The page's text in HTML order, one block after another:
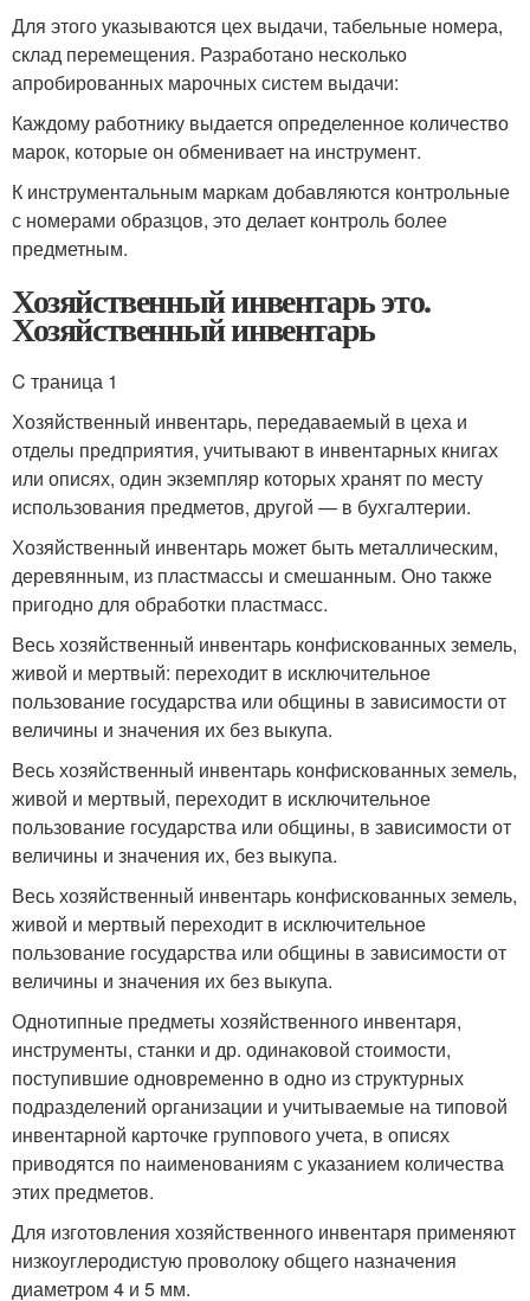
Для этого указываются цех выдачи, табельные номера,
склад перемещения. Разработано несколько
апробированных марочных систем выдачи:
Каждому работнику выдается определенное количество
марок, которые он обменивает на инструмент.
К инструментальным маркам добавляются контрольные
с номерами образцов, это делает контроль более
предметным.
Хозяйственный инвентарь это.
Хозяйственный инвентарь
C траница 1
Хозяйственный инвентарь, передаваемый в цеха и
отделы предприятия, учитывают в инвентарных книгах
или описях, один экземпляр которых хранят по месту
использования предметов, другой — в бухгалтерии.
Хозяйственный инвентарь может быть металлическим,
деревянным, из пластмассы и смешанным. Оно также
пригодно для обработки пластмасс.
Весь хозяйственный инвентарь конфискованных земель,
живой и мертвый: переходит в исключительное
пользование государства или общины в зависимости от
величины и значения их без выкупа.
Весь хозяйственный инвентарь конфискованных земель,
живой и мертвый, переходит в исключительное
пользование государства или общины, в зависимости от
величины и значения их, без выкупа.
Весь хозяйственный инвентарь конфискованных земель,
живой и мертвый переходит в исключительное
пользование государства или общины в зависимости от
величины и значения их без выкупа.
Однотипные предметы хозяйственного инвентаря,
инструменты, станки и др. одинаковой стоимости,
поступившие одновременно в одно из структурных
подразделений организации и учитываемые на типовой
инвентарной карточке группового учета, в описях
приводятся по наименованиям с указанием количества
этих предметов.
Для изготовления хозяйственного инвентаря применяют
низкоуглеродистую проволоку общего назначения
диаметром 4 и 5 мм.